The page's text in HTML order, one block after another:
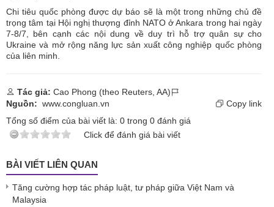
Chi tiêu quốc phòng được dự báo sẽ là một trong những chủ đề
trọng tâm tại Hội nghị thượng đỉnh NATO ở Ankara trong hai ngày
7-8/7, bên cạnh các nội dung về duy trì hỗ trợ quân sự cho
Ukraine và mở rộng năng lực sản xuất công nghiệp quốc phòng
của liên minh.
Tác giả: Cao Phong (theo Reuters, AA)
Nguồn: www.congluan.vn
Copy link
Tổng số điểm của bài viết là: 0 trong 0 đánh giá
Click để đánh giá bài viết
BÀI VIẾT LIÊN QUAN
Tăng cường hợp tác pháp luật, tư pháp giữa Việt Nam và
Malaysia